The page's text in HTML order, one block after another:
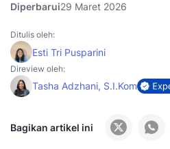
Diperbarui29 Maret 2026
Ditulis oleh:
Esti Tri Pusparini
Direview oleh:
Tasha Adzhani, S.I.Kom
Bagikan artikel ini